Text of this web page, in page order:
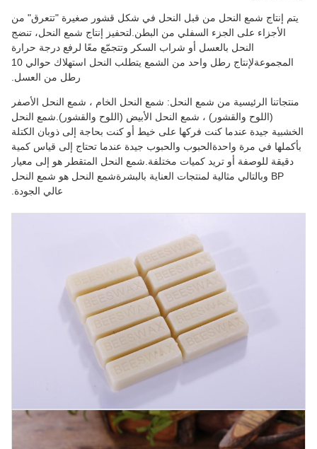
يتم إنتاج شمع النحل من قبل النحل في شكل قشور صغيرة "تتعرق" من
الأجزاء على الجزء السفلي من البطن.لتحفيز إنتاج شمع النحل، تنضج
النحل بالعسل أو شراب السكر وتتجمّع معًا لرفع درجة حرارة
المجموعةلإنتاج رطل واحد من الشمع يتطلب النحل استهلاك حوالي 10
رطل من العسل.
منتجاتنا الرئيسية من شمع النحل: شمع النحل الخام ، شمع النحل الأصفر
(اللوح والقشور) ، شمع النحل الأبيض (اللوح والقشور).شمع النحل
الخشبية جيدة عندما كنت فركها على خيط أو كنت بحاجة إلى ذوبان الكتلة
بأكملها في مرة واحدةالحبوب والحبوب جيدة عندما تحتاج إلى قياس كمية
دقيقة للوصفة أو تريد كميات مختلفة.شمع النحل المتقطر هو إلى معيار
BP وبالتالي مثالية لمنتجات العناية بالبشرةشمع النحل هو شمع النحل
عالي الجودة.